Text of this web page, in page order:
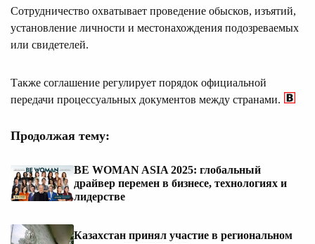
Сотрудничество охватывает проведение обысков, изъятий,
установление личности и местонахождения подозреваемых
или свидетелей.
Также соглашение регулирует порядок официальной
передачи процессуальных документов между странами.
Продолжая тему:
BE WOMAN ASIA 2025: глобальный
драйвер перемен в бизнесе, технологиях и
лидерстве
Казахстан принял участие в региональном